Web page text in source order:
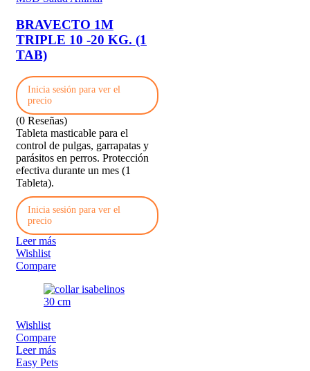
BRAVECTO 1M
TRIPLE 10 -20 KG. (1
TAB)
Inicia sesión para ver el
precio
(0 Reseñas)
Tableta masticable para el
control de pulgas, garrapatas y
parásitos en perros. Protección
efectiva durante un mes (1
Tableta).
Inicia sesión para ver el
precio
Leer más
Wishlist
Compare
Wishlist
Compare
Leer más
Easy Pets